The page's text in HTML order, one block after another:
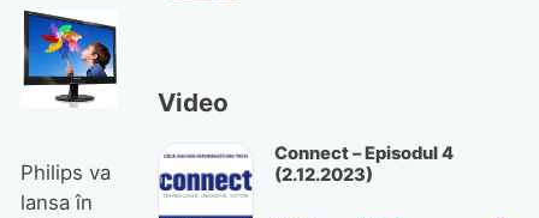
Philips va
lansa în
Video
Connect – Episodul 4
(2.12.2023)